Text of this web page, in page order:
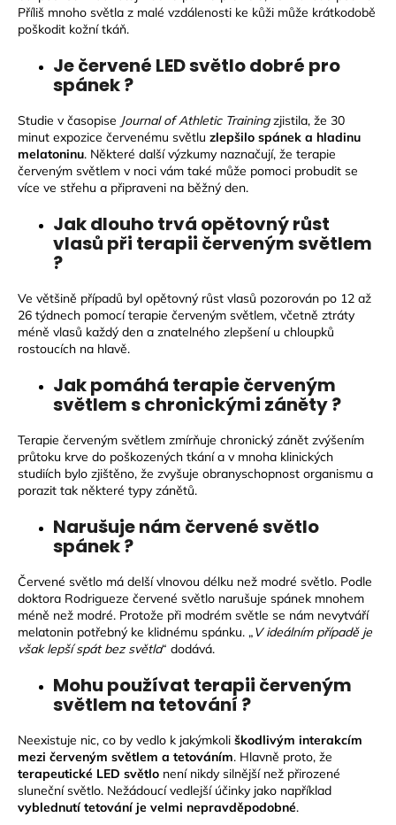
Příliš mnoho světla z malé vzdálenosti ke kůži může krátkodobě
poškodit kožní tkáň.
Je červené LED světlo dobré pro
spánek ?
Studie v časopise Journal of Athletic Trainingzjistila, že 30
minut expozice červenému světlu zlepšilo spánek a hladinu
melatoninu. Některé další výzkumy naznačují, že terapie
červeným světlem v noci vám také může pomoci probudit se
více ve střehu a připraveni na běžný den.
Jak dlouho trvá opětovný růst
vlasů při terapii červeným světlem
?
Ve většině případů byl opětovný růst vlasů pozorován po 12 až
26 týdnech pomocí terapie červeným světlem, včetně ztráty
méně vlasů každý den a znatelného zlepšení u chloupků
rostoucích na hlavě.
Jak pomáhá terapie červeným
světlem s chronickými záněty ?
Terapie červeným světlem zmírňuje chronický zánět zvýšením
průtoku krve do poškozených tkání a v mnoha klinických
studiích bylo zjištěno, že zvyšuje obranyschopnost organismu a
porazit tak některé typy zánětů.
Narušuje nám červené světlo
spánek ?
Červené světlo má delší vlnovou délku než modré světlo. Podle
doktora Rodrigueze červené světlo narušuje spánek mnohem
méně než modré. Protože při modrém světle se nám nevytváří
melatonin potřebný ke klidnému spánku. „V ideálním případě je
však lepší spát bez světla“ dodává.
Mohu používat terapii červeným
světlem na tetování ?
Neexistuje nic, co by vedlo k jakýmkoli škodlivým interakcím
mezi červeným světlem a tetováním. Hlavně proto, že
terapeutické LED světlo není nikdy silnější než přirozené
sluneční světlo. Nežádoucí vedlejší účinky jako například
vyblednutí tetování je velmi nepravděpodobné.